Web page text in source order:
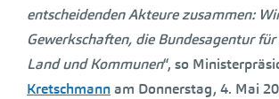
entscheidenden Akteure zusammen:
Gewerkschaften, die Bundesagentur
Land und Kommunen“, so
Kretschmannam Donnerstag, 4. Mai